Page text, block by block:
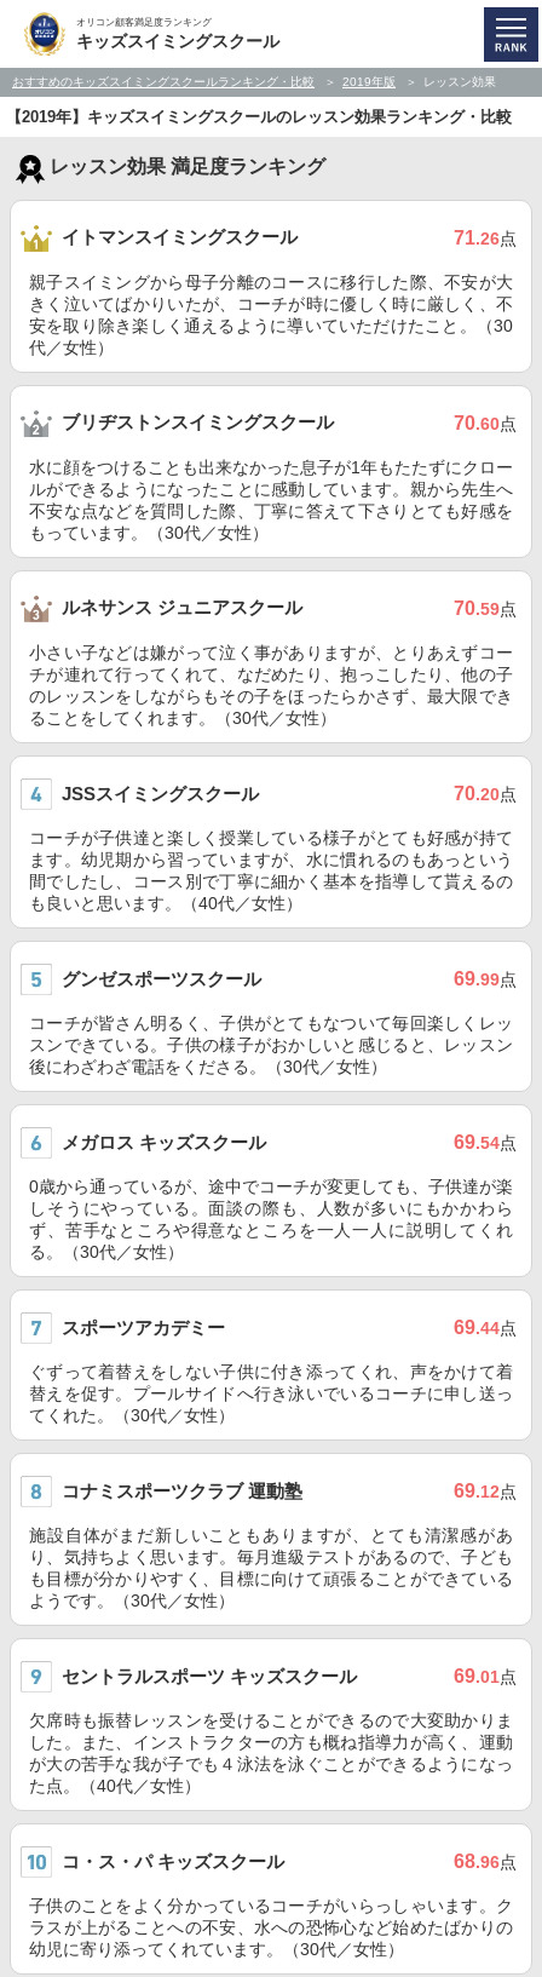
オリコン顧客満足度ランキング
キッズスイミングスクール
おすすめのキッズスイミングスクールランキング・比較 2019年版 レッスン効果
【2019年】キッズスイミングスクールのレッスン効果ランキング・比較
レッスン効果 満足度ランキング
イトマンスイミングスクール 71.26点
親子スイミングから母子分離のコースに移行した際、不安が大
きく泣いてばかりいたが、コーチが時に優しく時に厳しく、不
安を取り除き楽しく通えるように導いていただけたこと。（30
代／女性）
ブリヂストンスイミングスクール 70.60点
水に顔をつけることも出来なかった息子が1年もたたずにクロー
ルができるようになったことに感動しています。親から先生へ
不安な点などを質問した際、丁寧に答えて下さりとても好感を
もっています。（30代／女性）
ルネサンス ジュニアスクール 70.59点
小さい子などは嫌がって泣く事がありますが、とりあえずコー
チが連れて行ってくれて、なだめたり、抱っこしたり、他の子
のレッスンをしながらもその子をほったらかさず、最大限でき
ることをしてくれます。（30代／女性）
JSSスイミングスクール 70.20点
コーチが子供達と楽しく授業している様子がとても好感が持て
ます。幼児期から習っていますが、水に慣れるのもあっという
間でしたし、コース別で丁寧に細かく基本を指導して貰えるの
も良いと思います。（40代／女性）
グンゼスポーツスクール 69.99点
コーチが皆さん明るく、子供がとてもなついて毎回楽しくレッ
スンできている。子供の様子がおかしいと感じると、レッスン
後にわざわざ電話をくださる。（30代／女性）
メガロス キッズスクール 69.54点
0歳から通っているが、途中でコーチが変更しても、子供達が楽
しそうにやっている。面談の際も、人数が多いにもかかわら
ず、苦手なところや得意なところを一人一人に説明してくれ
る。（30代／女性）
スポーツアカデミー 69.44点
ぐずって着替えをしない子供に付き添ってくれ、声をかけて着
替えを促す。プールサイドへ行き泳いでいるコーチに申し送っ
てくれた。（30代／女性）
コナミスポーツクラブ 運動塾 69.12点
施設自体がまだ新しいこともありますが、とても清潔感があ
り、気持ちよく思います。毎月進級テストがあるので、子ども
も目標が分かりやすく、目標に向けて頑張ることができている
ようです。（30代／女性）
セントラルスポーツ キッズスクール 69.01点
欠席時も振替レッスンを受けることができるので大変助かりま
した。また、インストラクターの方も概ね指導力が高く、運動
が大の苦手な我が子でも４泳法を泳ぐことができるようになっ
た点。（40代／女性）
コ・ス・パ キッズスクール 68.96点
子供のことをよく分かっているコーチがいらっしゃいます。ク
ラスが上がることへの不安、水への恐怖心など始めたばかりの
幼児に寄り添ってくれています。（30代／女性）